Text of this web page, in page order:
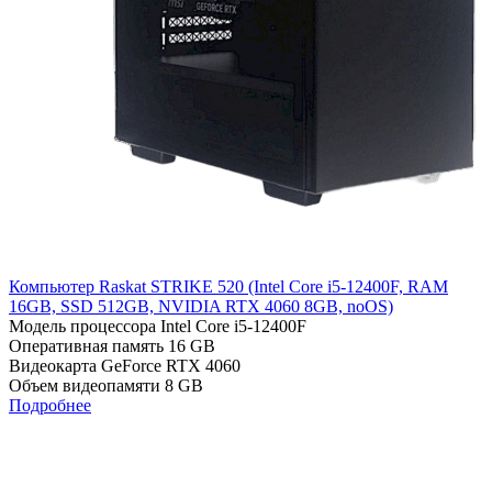
Компьютер Raskat STRIKE 520 (Intel Core i5-12400F, RAM
16GB, SSD 512GB, NVIDIA RTX 4060 8GB, noOS)
Модель процессора Intel Core i5-12400F
Оперативная память 16 GB
Видеокарта GeForce RTX 4060
Объем видеопамяти 8 GB
Подробнее